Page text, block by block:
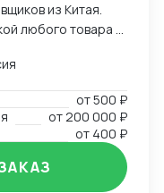
из Китая.
любого товара в
валюта, обмен,
от500 ₽
от200 000 ₽
от 400 ₽